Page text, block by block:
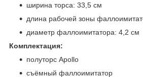
ширина торса: 33,5 см
длина рабочей зоны
диаметр фаллоимитатора: 4,2 см
Комплектация:
полуторс Apollo
съёмный фаллоимитатор